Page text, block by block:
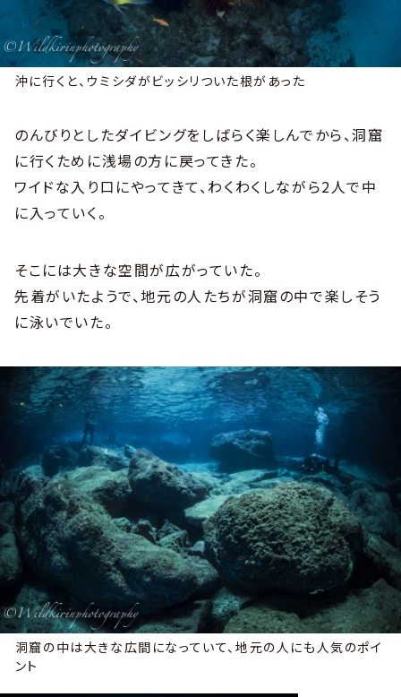
沖に行くと、ウミシダがビッシリついた根があった
のんびりとしたダイビングをしばらく楽しんでから、洞窟
に行くために浅場の方に戻ってきた。
ワイドな入り口にやってきて、わくわくしながら2人で中
に入っていく。
そこには大きな空間が広がっていた。
先着がいたようで、地元の人たちが洞窟の中で楽しそう
に泳いでいた。
洞窟の中は大きな広間になっていて、地元の人にも人気のポイ
ント